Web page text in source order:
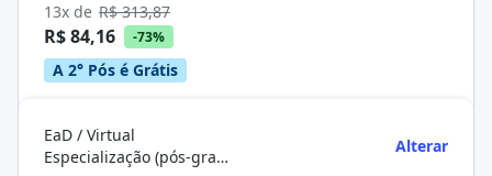
13x de R$ 313,87
R$ 84,16 -73%
A 2° Pós é Grátis
EaD / Virtual
Especialização (pós-graduação)
Alterar